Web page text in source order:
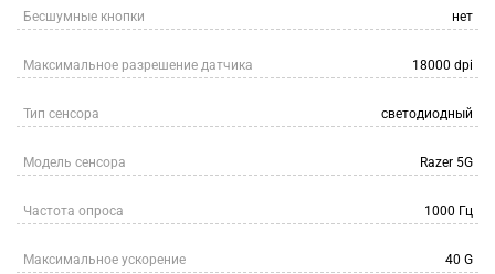
Бесшумные кнопки нет
Максимальное разрешение датчика 18000 dpi
Тип сенсора светодиодный
Модель сенсора Razer 5G
Частота опроса 1000 Гц
Максимальное ускорение 40 G